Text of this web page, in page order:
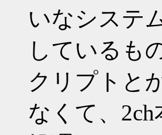
いなシステ
しているも
クリプトと
なくて、